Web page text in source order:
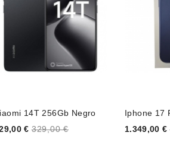
14T 256Gb Negro
€ 329,00 €
Iphone 17
Price
1.349,00 €